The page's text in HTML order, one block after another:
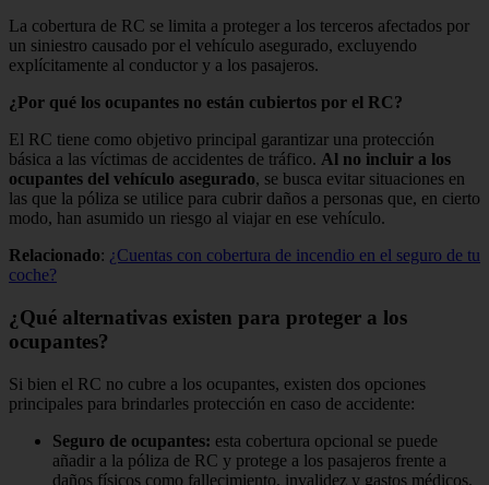
La cobertura de RC se limita a proteger a los terceros afectados por
un siniestro causado por el vehículo asegurado, excluyendo
explícitamente al conductor y a los pasajeros.
¿Por qué los ocupantes no están cubiertos por el RC?
El RC tiene como objetivo principal garantizar una protección
básica a las víctimas de accidentes de tráfico. Al no incluir a los
ocupantes del vehículo asegurado, se busca evitar situaciones en
las que la póliza se utilice para cubrir daños a personas que, en cierto
modo, han asumido un riesgo al viajar en ese vehículo.
Relacionado: ¿Cuentas con cobertura de incendio en el seguro de tu
coche?
¿Qué alternativas existen para proteger a los
ocupantes?
Si bien el RC no cubre a los ocupantes, existen dos opciones
principales para brindarles protección en caso de accidente:
Seguro de ocupantes: esta cobertura opcional se puede
añadir a la póliza de RC y protege a los pasajeros frente a
daños físicos como fallecimiento, invalidez y gastos médicos.